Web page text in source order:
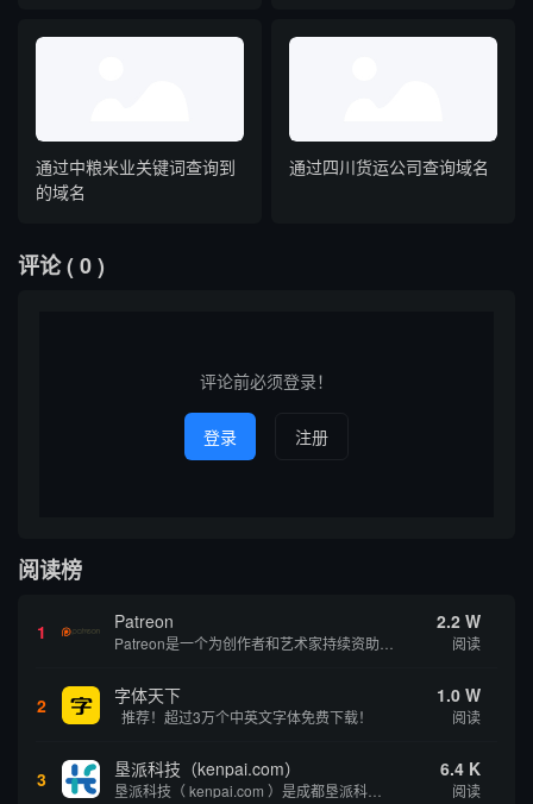
通过中粮米业关键词查询到
的域名
通过四川货运公司查询域名
评论( 0 )
评论前必须登录！
登录 注册
阅读榜
1 Patreon 2.2 W
阅读
2 字体天下
推荐！超过3万个中英文字体免费下载！
1.0 W
阅读
3 垦派科技（kenpai.com） 6.4 K
阅读